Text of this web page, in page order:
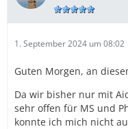
1. September 2024 um 08:02
Guten Morgen, an
Da wir bisher nur mit
sehr offen für MS und
konnte ich mich nicht